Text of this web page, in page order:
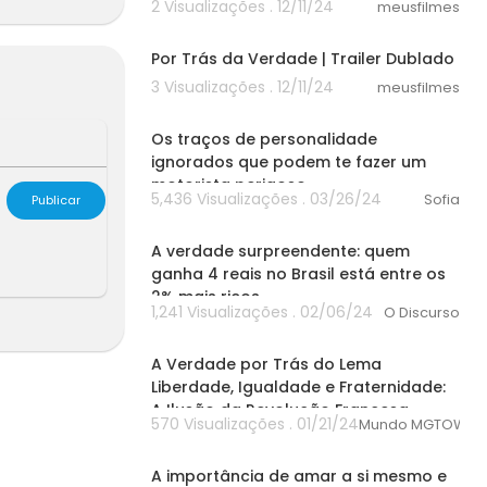
2 Visualizações . 12/11/24 meusfilmes
Por Trás da Verdade | Trailer Dublado
3 Visualizações . 12/11/24
meusfilmes
Os traços de personalidade
ignorados que podem te fazer um
motorista perigoso
5,436 Visualizações . 03/26/24 Sofia
A verdade surpreendente: quem
ganha 4 reais no Brasil está entre os
2% mais ricos
1,241 Visualizações . 02/06/24 O Discurso
A Verdade por Trás do Lema
Liberdade, Igualdade e Fraternidade:
A Ilusão da Revolução Francesa
570 Visualizações . 01/21/24Mundo MGTOW
A importância de amar a si mesmo e
Publicar